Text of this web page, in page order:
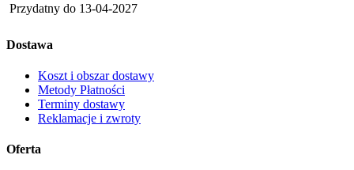
Przydatny do 13-04-2027
Dostawa
Koszt i obszar dostawy
Metody Płatności
Terminy dostawy
Reklamacje i zwroty
Oferta